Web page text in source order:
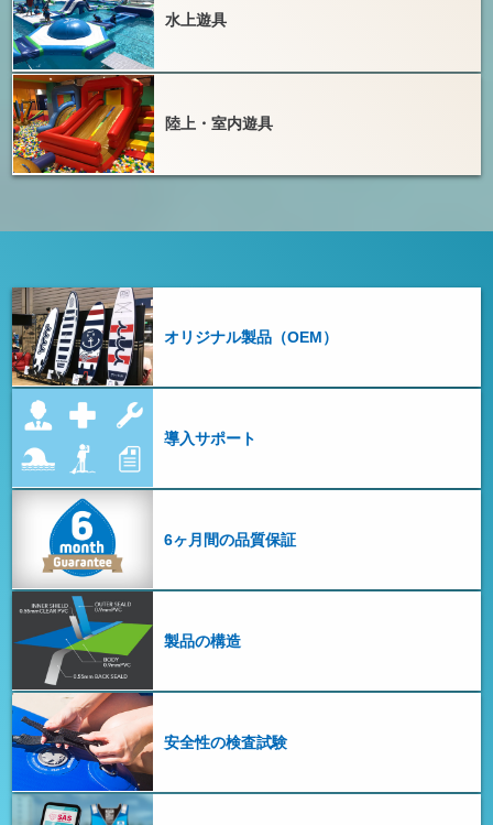
水上遊具
陸上・室内遊具
オリジナル製品（OEM）
導入サポート
6ヶ月間の品質保証
製品の構造
安全性の検査試験